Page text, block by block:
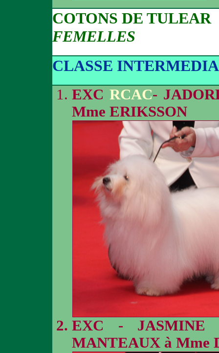
COTONS DE TULEAR
FEMELLES
CLASSE
EXCRCAC-
Mme ERIKSSON
EXC - JASMINE
MANTEAUX à Mme